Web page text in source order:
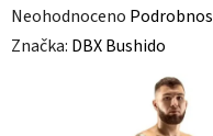
Průměrné
hodnocení
Neohodnoceno
Značka: DBX Bushido